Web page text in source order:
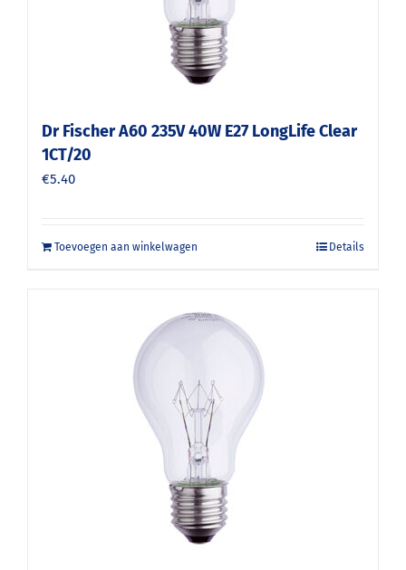
Dr Fischer A60 235V 40W E27 LongLife Clear
1CT/20
€5.40
Toevoegen aan winkelwagen Details